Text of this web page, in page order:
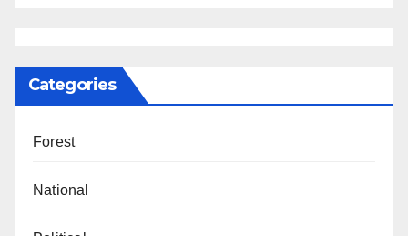
Categories
Forest
National